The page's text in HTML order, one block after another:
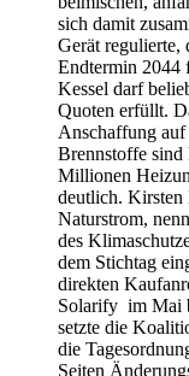
sich damit
Gerät regulierte,
Endtermin 2044
Kessel darf
Quoten erfüllt.
Anschaffung
Brennstoffe sind
Millionen
deutlich. Kirsten
Naturstrom,
des
dem Stichtag
direkten
Solarify im Mai
setzte die
die
Seiten